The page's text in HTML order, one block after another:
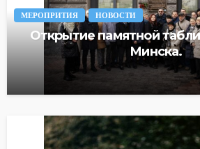
МЕРОПРИТИЯ НОВОСТИ
Открытие памятной
Минска.